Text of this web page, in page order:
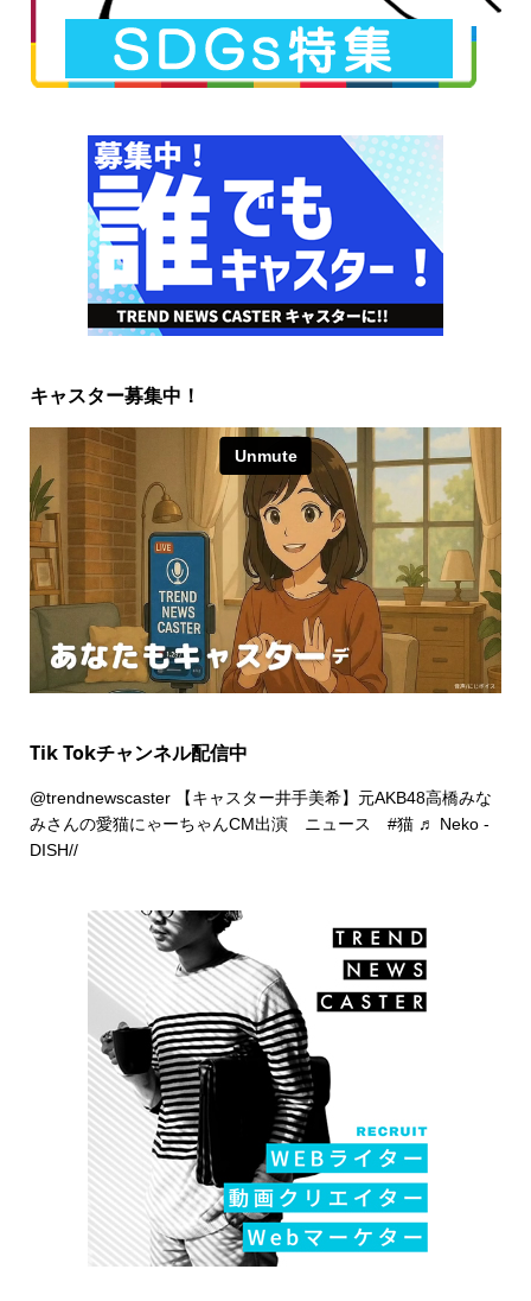
キャスター募集中！
Tik Tokチャンネル配信中
@trendnewscaster【キャスター井手美希】元AKB48高橋みな
みさんの愛猫にゃーちゃんCM出演 ニュース #猫 ♬ Neko -
DISH//